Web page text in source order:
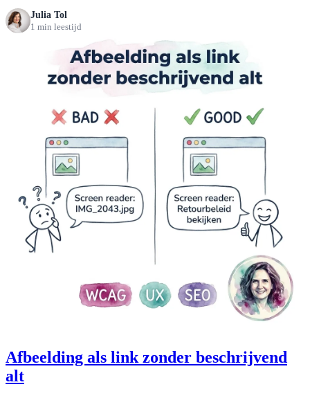
Julia Tol
1 min leestijd
Afbeelding als link zonder beschrijvend
alt